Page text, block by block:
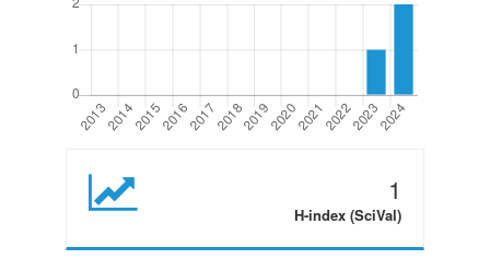
1
H-index (SciVal)